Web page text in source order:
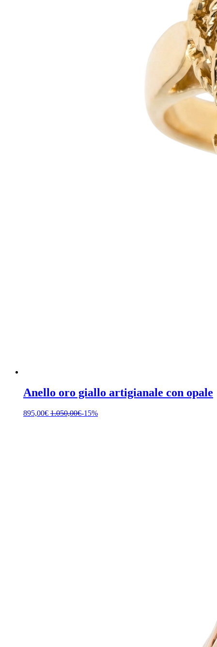
Anello oro giallo artigianale con opale
895,00€ 1.050,00€-15%